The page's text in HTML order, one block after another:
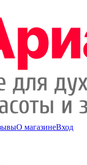
О магазинеВход